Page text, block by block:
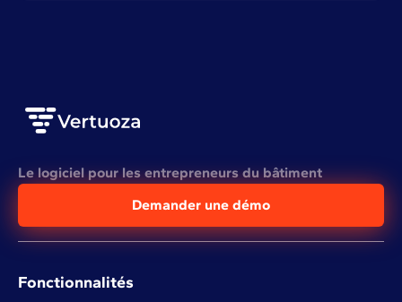
Le logiciel pour les entrepreneurs du bâtiment
Demander une démo
Fonctionnalités